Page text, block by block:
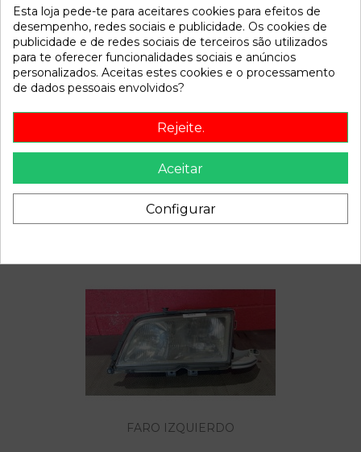
Referência 805449
Disponível a partir de: 2022-04-06
Recambio de condensador radiador aire acondicionado para
mercedes clase c (w202) berlina 180 (202.018) referencia
FARO IZQUIERDO
Esta loja pede-te para aceitares cookies para efeitos de
desempenho, redes sociais e publicidade. Os cookies de
publicidade e de redes sociais de terceiros são utilizados
para te oferecer funcionalidades sociais e anúncios
personalizados. Aceitas estes cookies e o processamento
de dados pessoais envolvidos?
Rejeite.
Aceitar
Configurar